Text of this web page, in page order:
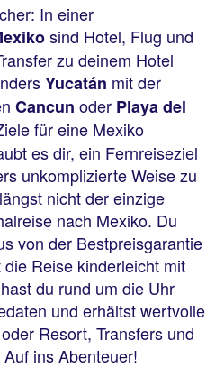
In einer
sind Hotel, Flug und
zu deinem Hotel
Yucatán mit der
Cancun oder Playa del
für eine Mexiko
es dir, ein Fernreiseziel
unkomplizierte Weise zu
nicht der einzige
nach Mexiko. Du
von der Bestpreisgarantie
Reise kinderleicht mit
du rund um die Uhr
und erhältst wertvolle
Resort, Transfers und
ins Abenteuer!